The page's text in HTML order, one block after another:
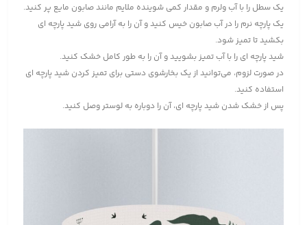
یک سطل را با آب ولرم و مقدار کمی شوینده ملایم مانند صابون مایع پر کنید.
یک پارچه نرم را در آب صابون خیس کنید و آن را به آرامی روی شید پارچه ای
بکشید تا تمیز شود.
شید پارچه ای را با آب تمیز بشویید و آن را به طور کامل خشک کنید.
در صورت لزوم، می‌توانید از یک بخارشوی دستی برای تمیز کردن شید پارچه ای
استفاده کنید.
پس از خشک شدن شید پارچه ای، آن را دوباره به لوستر وصل کنید.